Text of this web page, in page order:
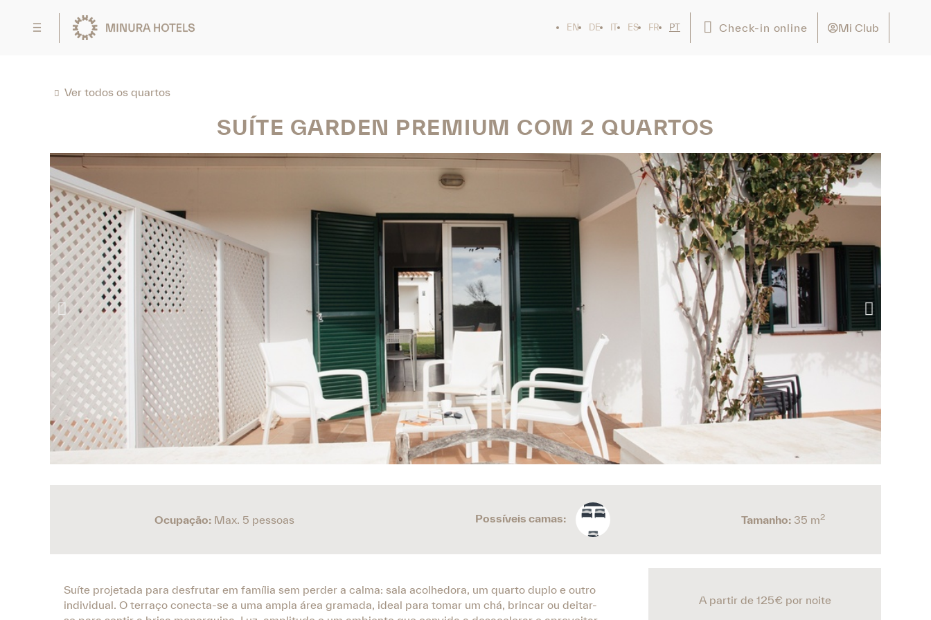
EN DE IT ES FR PT Check-in online Mi Club
Ver todos os quartos
SUÍTE GARDEN PREMIUM COM 2 QUARTOS
Ocupação: Max. 5 pessoas Possíveis camas: Tamanho:35 m2
Suíte projetada para desfrutar em família sem perder a calma: sala acolhedora, um quarto duplo e outro
individual. O terraço conecta-se a uma ampla área gramada, ideal para tomar um chá, brincar ou deitar-
A partir de 125€ por noite